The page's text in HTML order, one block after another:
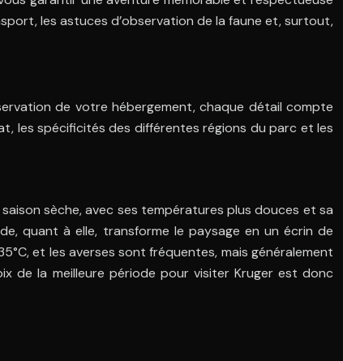
les astuces d’observation de la faune et, surtout,
de votre hébergement, chaque détail compte
les spécificités des différentes régions du parc et les
sèche, avec ses températures plus douces et sa
quant à elle, transforme le paysage en un écrin de
et les averses sont fréquentes, mais généralement
de la meilleure période pour visiter Kruger est donc